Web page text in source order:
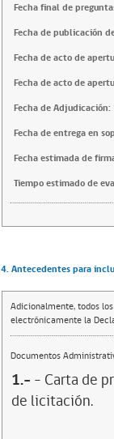
Fecha final de
Fecha de publicación
Fecha de acto de
Fecha de acto de
Fecha de Adjudicación:
Fecha de entrega en
Fecha estimada de
Tiempo estimado de
4. Antecedentes para
Adicionalmente, todos
electrónicamente la
Documentos
1.- - Carta de
de licitación.